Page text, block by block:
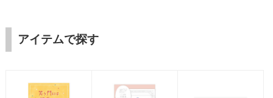
アイテムで探す